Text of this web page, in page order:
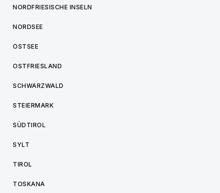
NORDFRIESISCHE INSELN
NORDSEE
OSTSEE
OSTFRIESLAND
SCHWARZWALD
STEIERMARK
SÜDTIROL
SYLT
TIROL
TOSKANA